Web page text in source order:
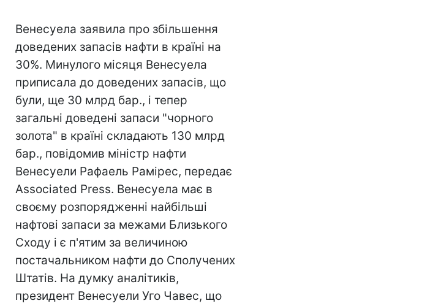
Венесуела заявила про збільшення
доведених запасів нафти в країні на
30%. Минулого місяця Венесуела
приписала до доведених запасів, що
були, ще 30 млрд бар., і тепер
загальні доведені запаси "чорного
золота" в країні складають 130 млрд
бар., повідомив міністр нафти
Венесуели Рафаель Рамірес, передає
Associated Press. Венесуела має в
своєму розпорядженні найбільші
нафтові запаси за межами Близького
Сходу і є п'ятим за величиною
постачальником нафти до Сполучених
Штатів. На думку аналітиків,
президент Венесуели Уго Чавес, що